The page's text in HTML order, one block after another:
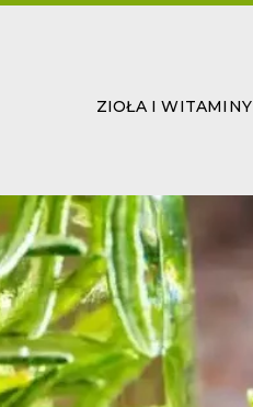
ZIOŁA I WITAMINY